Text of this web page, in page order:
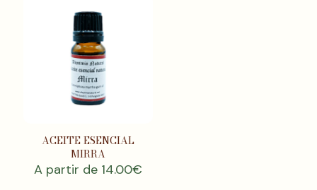
ACEITE ESENCIAL
MIRRA
A partir de 14.00€